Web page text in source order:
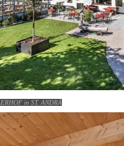
in ST. ANDRÄ